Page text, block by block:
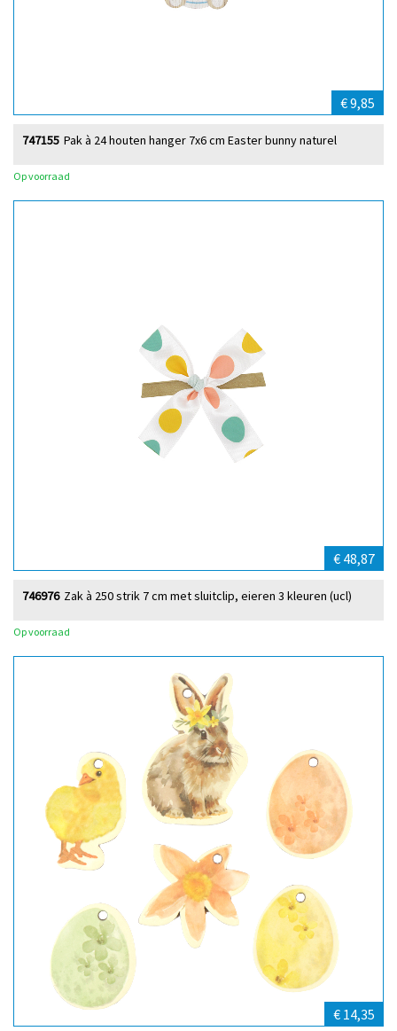
€ 9,85
Pak à 24 houten hanger 7x6 cm Easter bunny naturel
747155
Op voorraad
€ 48,87
Zak à 250 strik 7 cm met sluitclip, eieren 3 kleuren (ucl)
746976
Op voorraad
€ 14,35